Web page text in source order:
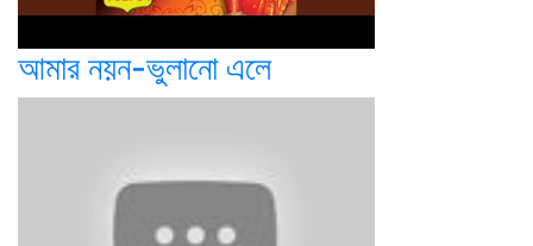
আমার নয়ন-ভুলানো এলে